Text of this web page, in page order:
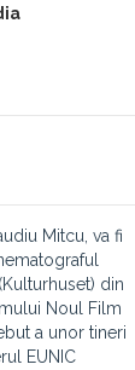
Mitcu, va fi
din
Noul Film
a unor tineri
EUNIC